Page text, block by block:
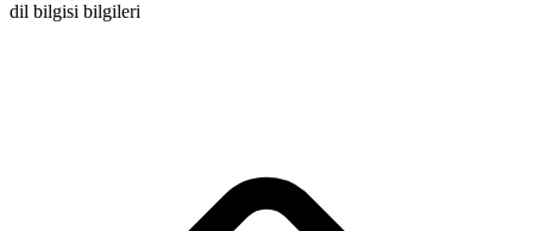
dil bilgisi bilgileri